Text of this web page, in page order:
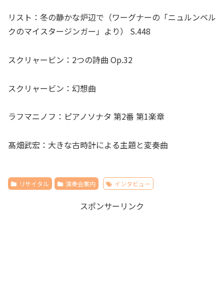
リスト：冬の静かな炉辺で（ワーグナーの「ニュルンベル
クのマイスタージンガー」より） S.448
スクリャービン：2つの詩曲 Op.32
スクリャービン：幻想曲
ラフマニノフ：ピアノソナタ 第2番 第1楽章
髙畑武宏：大きな古時計による主題と変奏曲
リサイタル 演奏会案内 インタビュー
スポンサーリンク